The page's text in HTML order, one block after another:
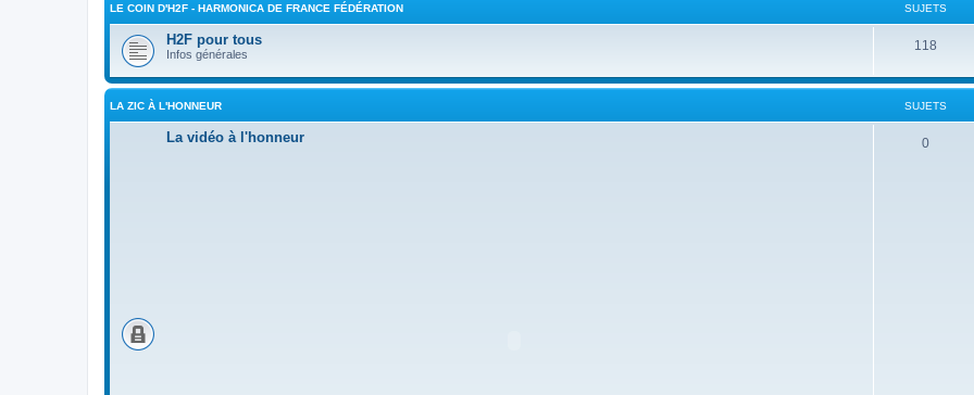
LE COIN D'H2F - HARMONICA DE FRANCE FÉDÉRATION SUJETS
H2F pour tous
Infos générales
118
LA ZIC À L'HONNEUR SUJETS
La vidéo à l'honneur 0